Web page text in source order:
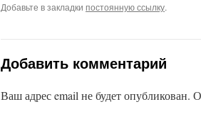
Добавьте в закладки постоянную ссылку.
Добавить комментарий
Ваш адрес email не будет опубликован.